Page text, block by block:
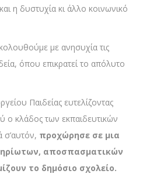
η δυστυχία κι άλλο κοινωνικό
με ανησυχία τις
όπου επικρατεί το απόλυτο
Παιδείας ευτελίζοντας
ο κλάδος των εκπαιδευτικών
σ’αυτόν, προχώρησε σε μια
αποσπασματικών
το δημόσιο σχολείο.